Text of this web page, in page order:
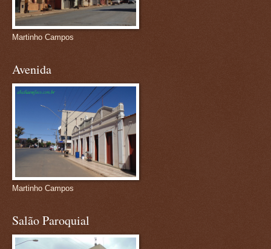
Martinho Campos
Avenida
Martinho Campos
Salão Paroquial